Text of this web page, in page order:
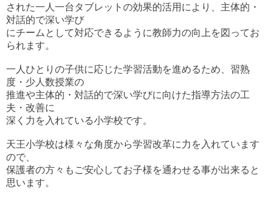
された一人一台タブレットの効果的活用により、主体的・
対話的で深い学び
にチームとして対応できるように教師力の向上を図ってお
られます。
一人ひとりの子供に応じた学習活動を進めるため、習熟
度・少人数授業の
推進や主体的・対話的で深い学びに向けた指導方法の工
夫・改善に
深く力を入れている小学校です。
天王小学校は様々な角度から学習改革に力を入れています
ので、
保護者の方々もご安心してお子様を通わせる事が出来ると
思います。